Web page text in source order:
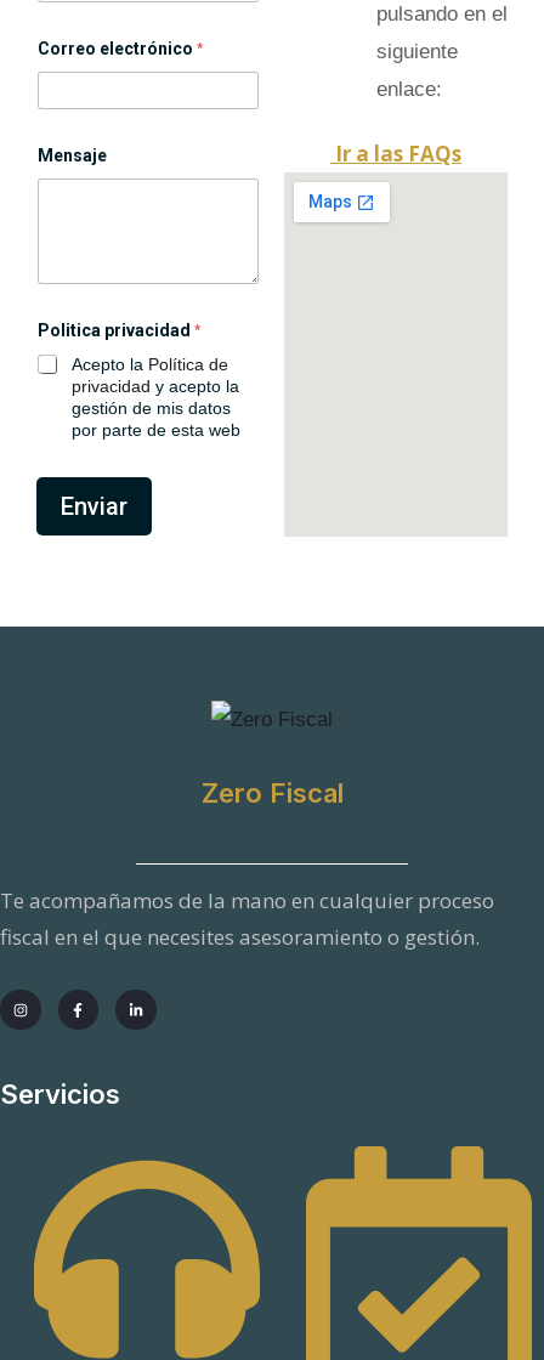
f
n
o
o
i
r
e
Correo electrónico *
Mensaje
Politica privacidad *
Acepto la Política de
privacidad y acepto la
gestión de mis datos
por parte de esta web
Enviar
pulsando en el
siguiente
enlace:
Ir a las FAQs
Zero Fiscal
Te acompañamos de la mano en cualquier proceso
fiscal en el que necesites asesoramiento o gestión.
Servicios